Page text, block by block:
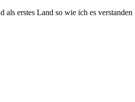
erstes Land so wie ich es